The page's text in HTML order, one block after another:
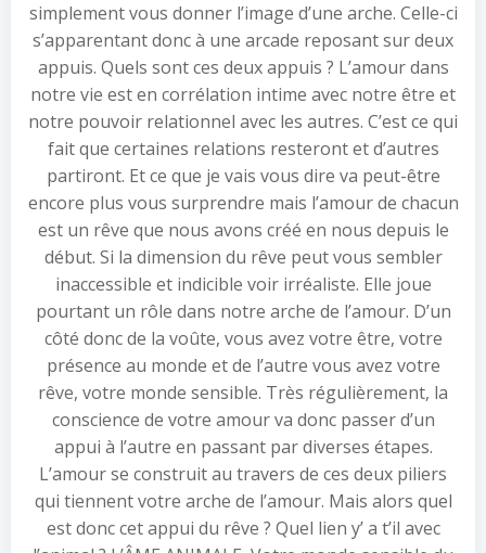
simplement vous donner l’image d’une arche. Celle-ci
s’apparentant donc à une arcade reposant sur deux
appuis. Quels sont ces deux appuis ? L’amour dans
notre vie est en corrélation intime avec notre être et
notre pouvoir relationnel avec les autres. C’est ce qui
fait que certaines relations resteront et d’autres
partiront. Et ce que je vais vous dire va peut-être
encore plus vous surprendre mais l’amour de chacun
est un rêve que nous avons créé en nous depuis le
début. Si la dimension du rêve peut vous sembler
inaccessible et indicible voir irréaliste. Elle joue
pourtant un rôle dans notre arche de l’amour. D’un
côté donc de la voûte, vous avez votre être, votre
présence au monde et de l’autre vous avez votre
rêve, votre monde sensible. Très régulièrement, la
conscience de votre amour va donc passer d’un
appui à l’autre en passant par diverses étapes.
L’amour se construit au travers de ces deux piliers
qui tiennent votre arche de l’amour. Mais alors quel
est donc cet appui du rêve ? Quel lien y’ a t’il avec